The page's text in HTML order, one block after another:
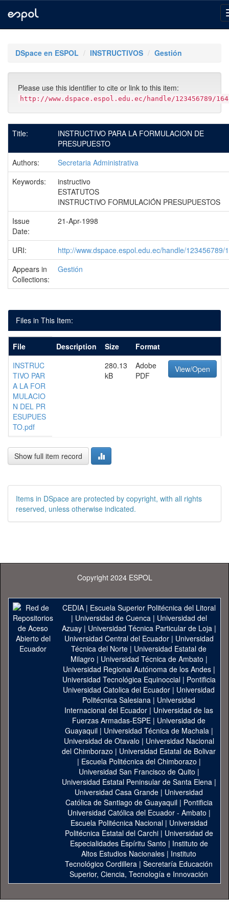
navigationDSpace en ESPOL INSTRUCTIVOS Gestión
Please use this identifier to cite or link to this item:
http://www.dspace.espol.edu.ec/handle/123456789/
Title:
INSTRUCTIVO PARA LA FORMULACION DE
PRESUPUESTO
Authors:
Secretaria Administrativa
Keywords:
instructivo
ESTATUTOS
INSTRUCTIVO FORMULACIÓN PRESUPUESTOS
Issue
Date:
21-Apr-1998
URI:
http://www.dspace.espol.edu.ec/handle/123456789/
Appears in
Collections:
Gestión
Files in This Item:
File Description Size
Format
INSTRUC
TIVO PAR
A LA FOR
MULACIO
N DEL PR
ESUPUES
TO.pdf
280.13
kB
Adobe
PDF
View/Open
Show full item record
Items in DSpace are protected by copyright, with all rights
reserved, unless otherwise indicated.
Copyright 2024 ESPOL
CEDIA| Escuela Superior Politécnica del Litoral
| Universidad de Cuenca| Universidad del
Azuay| Universidad Técnica Particular de Loja|
Universidad Central del Ecuador| Universidad
Técnica del Norte | Universidad Estatal de
Milagro | Universidad Técnica de Ambato |
Universidad Regional Autónoma de los Andes|
Universidad Tecnológica Equinoccial| Pontificia
Universidad Catolica del Ecuador | Universidad
Politécnica Salesiana | Universidad
Internacional del Ecuador | Universidad de las
Fuerzas Armadas-ESPE | Universidad de
Guayaquil| Universidad Técnica de Machala|
Universidad de Otavalo | Universidad Nacional
del Chimborazo | Universidad Estatal de Bolivar
| Escuela Politécnica del Chimborazo |
Universidad San Francisco de Quito |
Universidad Estatal Peninsular de Santa Elena|
Universidad Casa Grande | Universidad
Católica de Santiago de Guayaquil| Pontificia
Universidad Católica del Ecuador - Ambato |
Escuela Politécnica Nacional| Universidad
Politécnica Estatal del Carchi| Universidad de
Especialidades Espíritu Santo | Instituto de
Altos Estudios Nacionales | Instituto
Tecnológico Cordillera | Secretaría Educación
Superior, Ciencia, Tecnología e Innovación